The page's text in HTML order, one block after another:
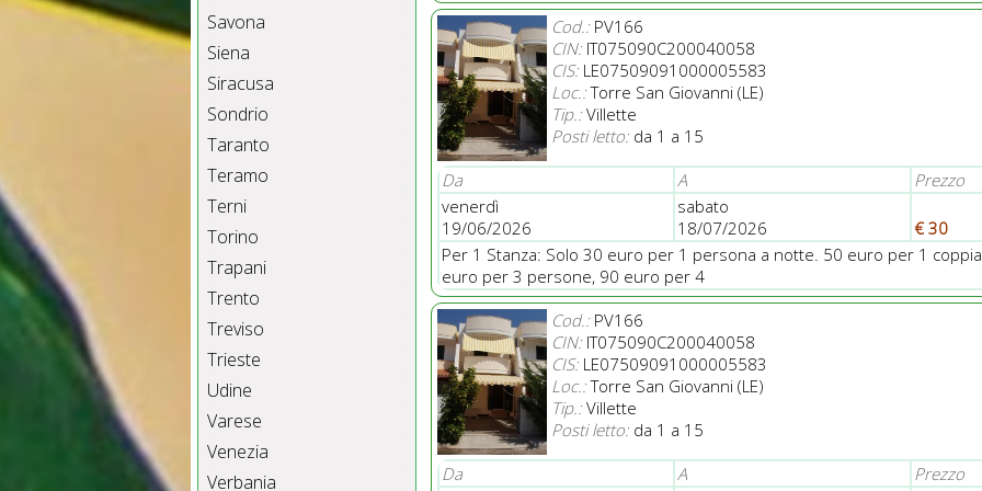
Savona
Siena
Siracusa
Sondrio
Taranto
Teramo
Terni
Torino
Trapani
Trento
Treviso
Trieste
Udine
Varese
Venezia
Verbania
Cod.:PV166
CIN:IT075090C200040058
CIS:LE07509091000005583
Loc.:Torre San Giovanni (LE)
Tip.:Villette
Posti letto:da 1 a 15
Da A
Prezzo
venerdì
19/06/2026
sabato
18/07/2026
€ 30
Per 1 Stanza: Solo 30 euro per 1 persona a notte. 50 euro per 1
euro per 3 persone, 90 euro per 4
Cod.:PV166
CIN:IT075090C200040058
CIS:LE07509091000005583
Loc.:Torre San Giovanni (LE)
Tip.:Villette
Posti letto:da 1 a 15
Da A
Prezzo